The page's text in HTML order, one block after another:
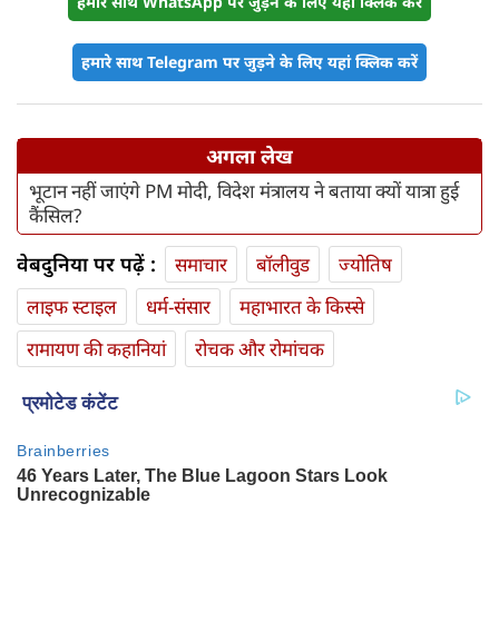
हमारे साथ Telegram पर जुड़ने के लिए यहां क्लिक करें
अगला लेख
भूटान नहीं जाएंगे PM मोदी, विदेश मंत्रालय ने बताया क्यों यात्रा हुई
कैंसिल?
वेबदुनिया पर पढ़ें : समाचार बॉलीवुड
ज्योतिष
लाइफ स्‍टाइल
धर्म-संसार
महाभारत के किस्से
रामायण की कहानियां
रोचक और रोमांचक